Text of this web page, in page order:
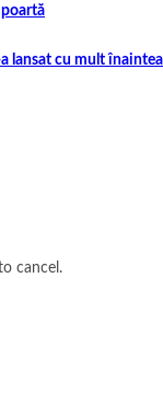
poartă
lansat cu mult înaintea
cancel.